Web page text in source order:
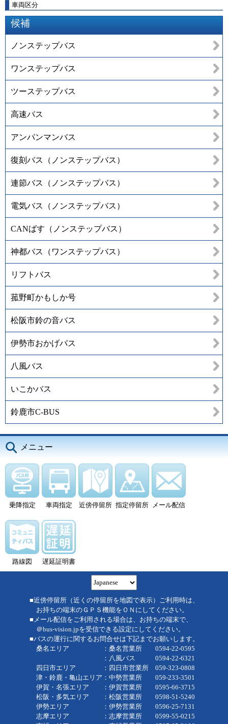
車両区分
候補
ノンステップバス
ワンステップバス
ツーステップバス
高速バス
アンパンマンバス
復刻バス（ノンステップバス）
連節バス（ノンステップバス）
電気バス（ノンステップバス）
CANばす（ノンステップバス）
神都バス（ワンステップバス）
リフトバス
菰野町かもしか号
松阪市鈴の音バス
伊勢市おかげバス
八風バス
いこかバス
鈴鹿市C-BUS
メニュー
乗降指定 車両指定 近傍停留所 指定停留所 メール配信
路線図 遅延証明書
■近傍停留所（近くの停留所を地図で表示）ご利用時は、
お持ちの端末のＧＰＳ機能をＯＮにしてください。
■メール配信をご利用される場合は、お持ちの端末で、
＠bus-vision.jpを受信できる設定にしてください。
■バスの運行に関するお問合せは下記までお願いします。
桑名エリア ：桑名営業所 0594-22-0595
：八風バス 0594-22-6321
四日市エリア ：四日市営業所 059-323-0808
津・鈴鹿・亀山エリア：中勢営業所 059-233-3501
伊賀・名張エリア ：伊賀営業所 0595-66-3715
松阪・多気エリア ：松阪営業所 0598-51-5240
伊勢エリア ：伊勢営業所 0596-25-7131
志摩エリア ：志摩営業所 0599-55-0215